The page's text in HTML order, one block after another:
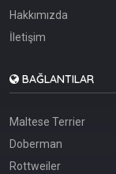
Hakkımızda
İletişim
BAĞLANTILAR
Maltese Terrier
Doberman
Rottweiler